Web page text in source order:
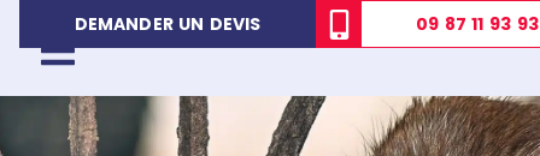
DEMANDER UN DEVIS 09 87 11 93 93